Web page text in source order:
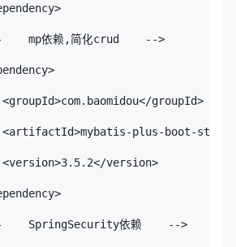
mp依赖,简化crud    -->
groupId>
plus-boot-
version>
SpringSecurity依赖    -->